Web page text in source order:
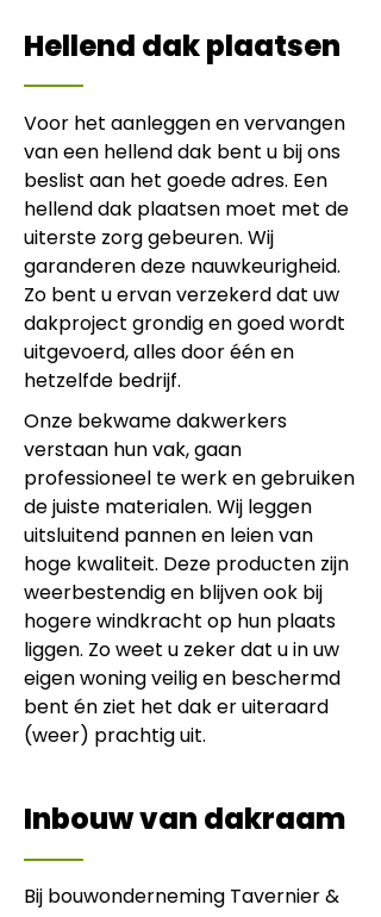
Hellend dak plaatsen
Voor het aanleggen en vervangen
van een hellend dak bent u bij ons
beslist aan het goede adres. Een
hellend dak plaatsen moet met de
uiterste zorg gebeuren. Wij
garanderen deze nauwkeurigheid.
Zo bent u ervan verzekerd dat uw
dakproject grondig en goed wordt
uitgevoerd, alles door één en
hetzelfde bedrijf.
Onze bekwame dakwerkers
verstaan hun vak, gaan
professioneel te werk en gebruiken
de juiste materialen. Wij leggen
uitsluitend pannen en leien van
hoge kwaliteit. Deze producten zijn
weerbestendig en blijven ook bij
hogere windkracht op hun plaats
liggen. Zo weet u zeker dat u in uw
eigen woning veilig en beschermd
bent én ziet het dak er uiteraard
(weer) prachtig uit.
Inbouw van dakraam
Bij bouwonderneming Tavernier &